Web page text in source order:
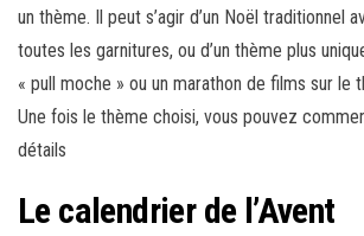
un thème. Il peut s’agir d’un Noël traditionnel
toutes les garnitures, ou d’un thème plus
« pull moche » ou un marathon de films sur le
Une fois le thème choisi, vous pouvez
détails
Le calendrier de l’Avent